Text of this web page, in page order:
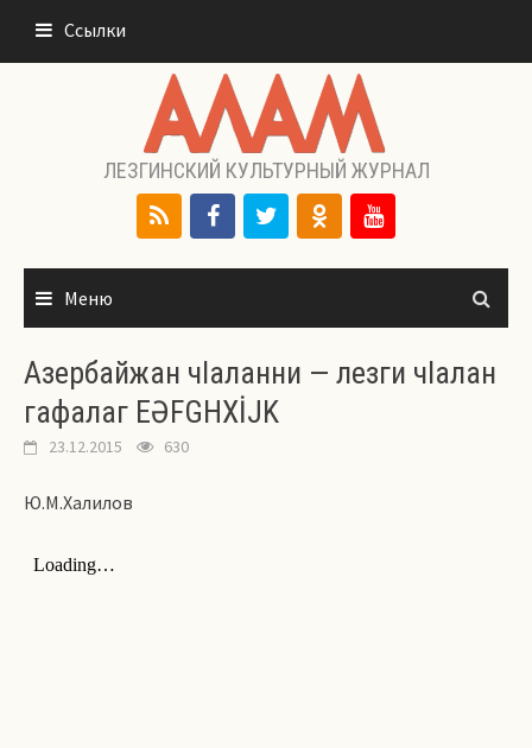
содержимому
Ссылки
ЛЕЗГИНСКИЙ КУЛЬТУРНЫЙ ЖУРНАЛ
Меню
Азербайжан чlаланни — лезги чlалан
гафалаг EƏFGHXİJK
23.12.2015 630
Ю.М.Халилов